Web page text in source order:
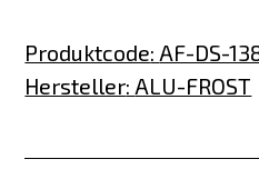
Produktcode: AF-DS-
Hersteller: ALU-FROST